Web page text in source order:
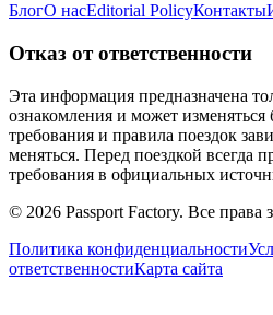
БлогО насEditorial PolicyКонтакты
Отказ от ответственности
Эта информация предназначена
ознакомления и может
требования и правила поездок
меняться. Перед поездкой всегда
требования в официальных
© 2026 Passport Factory. Все права
Политика конфиденциальности
ответственностиКарта сайта